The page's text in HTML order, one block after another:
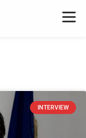
INTERVIEW